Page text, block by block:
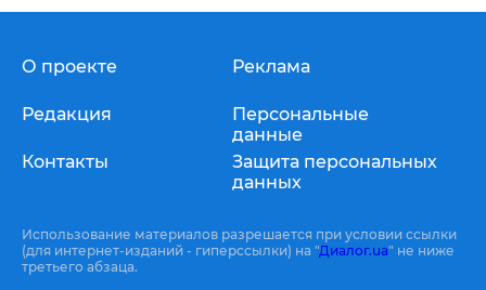
О проекте
Редакция
Контакты
Реклама
Персональные
данные
Защита персональных
данных
Использование материалов разрешается при условии ссылки
(для интернет-изданий - гиперссылки) на "Диалог.ua" не ниже
третьего абзаца.